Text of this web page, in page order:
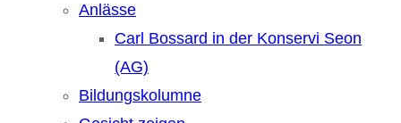
Anlässe
Carl Bossard in der Konservi Seon
(AG)
Bildungskolumne